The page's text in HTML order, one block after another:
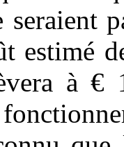
estimé
à